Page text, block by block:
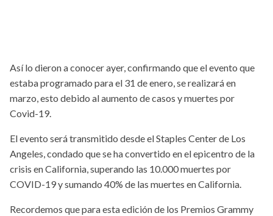
Así lo dieron a conocer ayer, confirmando que el evento que
estaba programado para el 31 de enero, se realizará en
marzo, esto debido al aumento de casos y muertes por
Covid-19.
El evento será transmitido desde el Staples Center de Los
Angeles, condado que se ha convertido en el epicentro de la
crisis en California, superando las 10.000 muertes por
COVID-19 y sumando 40% de las muertes en California.
Recordemos que para esta edición de los Premios Grammy